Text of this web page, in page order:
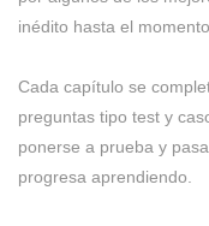
inédito hasta el momento.
Cada capítulo se
preguntas tipo test y
ponerse a prueba y
progresa aprendiendo.